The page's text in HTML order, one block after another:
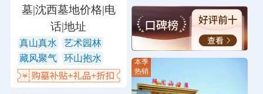
墓|沈西墓地价格|电
话|地址
真山真水
艺术园林
藏风聚气
环山抱水
本季
热销